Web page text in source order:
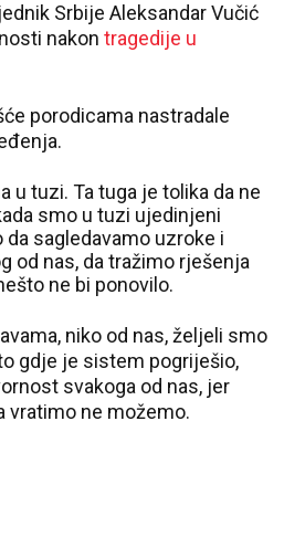
Srbije Aleksandar Vučić
nakon tragedije u
porodicama nastradale
u tuzi. Ta tuga je tolika da ne
smo u tuzi ujedinjeni
sagledavamo uzroke i
od nas, da tražimo rješenja
ne bi ponovilo.
niko od nas, željeli smo
gdje je sistem pogriješio,
svakoga od nas, jer
vratimo ne možemo.